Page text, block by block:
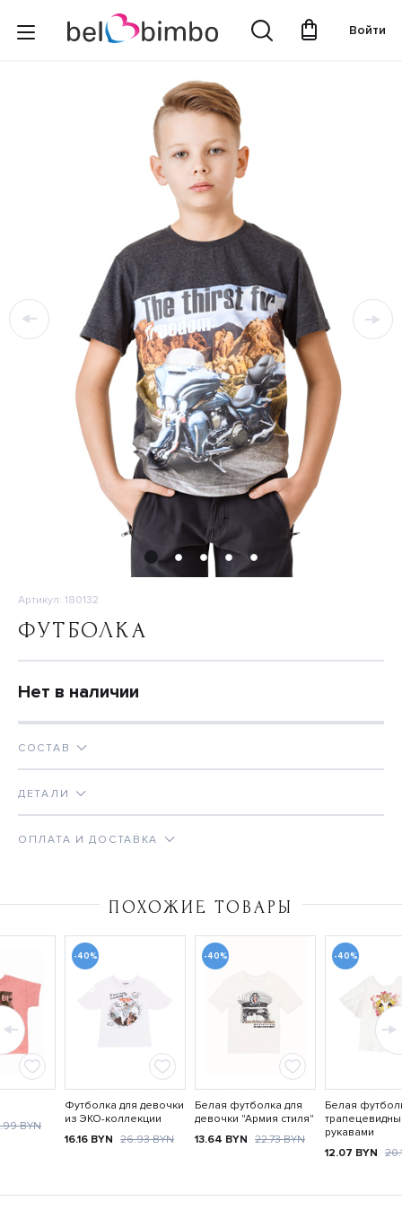
Войти
Артикул: 180132
ФУТБОЛКА
Нет в наличии
СОСТАВ
ДЕТАЛИ
ОПЛАТА И ДОСТАВКА
ПОХОЖИЕ ТОВАРЫ
BYN
-40%
Футболка для девочки
из ЭКО-коллекции
16.16 BYN 26.93BYN
-40%
Белая футболка для
девочки "Армия стиля"
13.64 BYN 22.73BYN
-40%
Белая
рукавами
12.07 BYN